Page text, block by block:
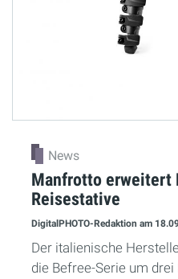
News
Manfrotto erweitert
Reisestative
DigitalPHOTO-Redaktion am
Der italienische
die Befree-Serie um